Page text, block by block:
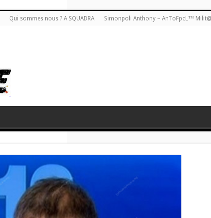
Qui sommes nous ? A SQUADRA Simonpoli Anthony – AnToFpcL™